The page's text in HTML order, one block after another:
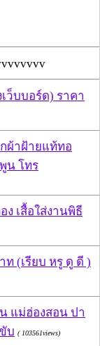
บบอร์ด) ราคา
ผ้าฝ้ายแท้ทอ
น โทร
ง เสื้อใส่งานพิธี
ท (เรียบ หรู ดู ดี )
แม่ฮ่องสอน ปา
บ ( 103561views)